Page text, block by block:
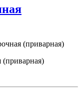
(приварная)